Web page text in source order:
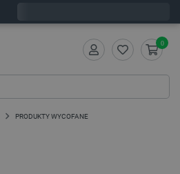
0
PRODUKTY WYCOFANE